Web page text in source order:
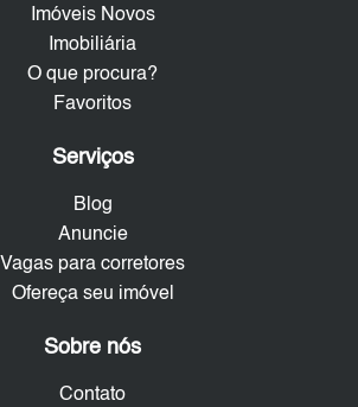
Imóveis Novos
Imobiliária
O que procura?
Favoritos
Serviços
Blog
Anuncie
Vagas para corretores
Ofereça seu imóvel
Sobre nós
Contato